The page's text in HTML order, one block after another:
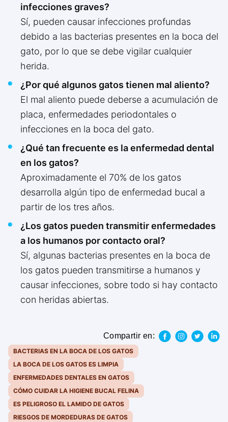
infecciones graves?
Sí, pueden causar infecciones profundas
debido a las bacterias presentes en la boca del
gato, por lo que se debe vigilar cualquier
herida.
¿Por qué algunos gatos tienen mal aliento?
El mal aliento puede deberse a acumulación de
placa, enfermedades periodontales o
infecciones en la boca del gato.
¿Qué tan frecuente es la enfermedad dental
en los gatos?
Aproximadamente el 70% de los gatos
desarrolla algún tipo de enfermedad bucal a
partir de los tres años.
¿Los gatos pueden transmitir enfermedades
a los humanos por contacto oral?
Sí, algunas bacterias presentes en la boca de
los gatos pueden transmitirse a humanos y
causar infecciones, sobre todo si hay contacto
con heridas abiertas.
Compartir en:
BACTERIAS EN LA BOCA DE LOS GATOS
LA BOCA DE LOS GATOS ES LIMPIA
ENFERMEDADES DENTALES EN GATOS
CÓMO CUIDAR LA HIGIENE BUCAL FELINA
ES PELIGROSO EL LAMIDO DE GATOS
RIESGOS DE MORDEDURAS DE GATOS